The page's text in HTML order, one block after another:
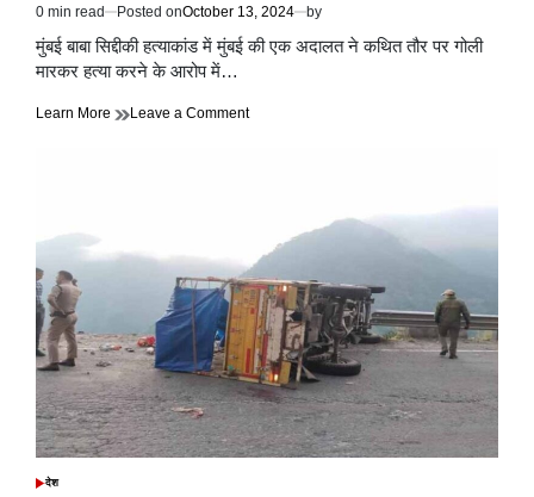
Estimated
read
time
0 min read Posted onOctober 13, 2024 by
मुंबई बाबा सिद्दीकी हत्याकांड में मुंबई की एक अदालत ने कथित तौर पर गोली
मारकर हत्या करने के आरोप में…
Learn More Leave a Commenton
पुलिस
को
दूसरे
आरोपी
की
उम्र
निर्धारित
के
लिए
POSTED
देश